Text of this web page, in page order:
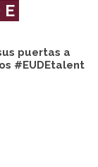
puertas a
#EUDEtalent